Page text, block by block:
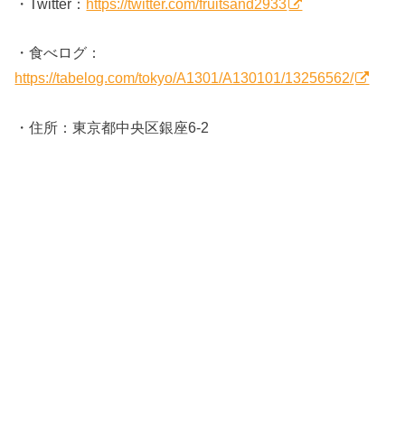
・Twitter： https://twitter.com/fruitsand2933
・食べログ：
https://tabelog.com/tokyo/A1301/A130101/13256562/
・住所：東京都中央区銀座6-2